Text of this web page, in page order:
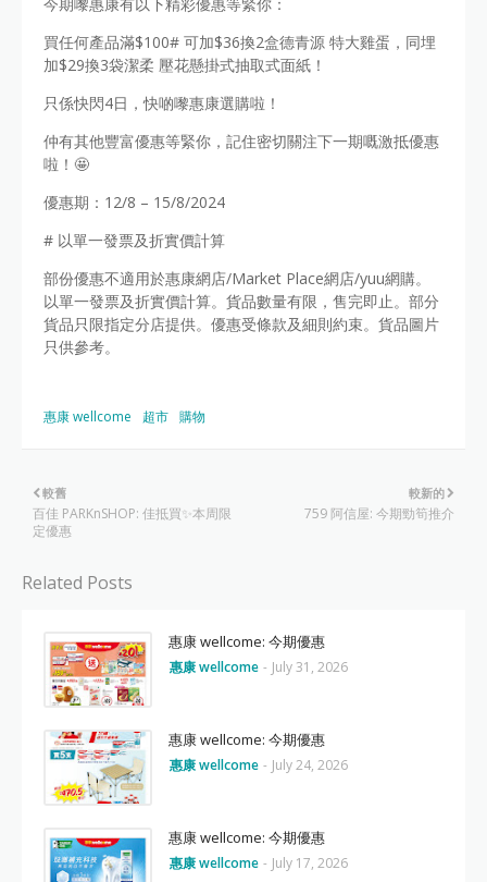
買任何產品滿$100# 可加$36換2盒德青源 特大雞蛋，同埋
加$29換3袋潔柔 壓花懸掛式抽取式面紙！
只係快閃4日，快啲嚟惠康選購啦！
仲有其他豐富優惠等緊你，記住密切關注下一期嘅激抵優惠
啦！🤩
優惠期：12/8 – 15/8/2024
# 以單一發票及折實價計算
部份優惠不適用於惠康網店/Market Place網店/yuu網購。
以單一發票及折實價計算。貨品數量有限，售完即止。部分
貨品只限指定分店提供。優惠受條款及細則約束。貨品圖片
只供參考。
惠康 wellcome 超市 購物
較新的
759 阿信屋: 今期勁筍推介
較舊
百佳 PARKnSHOP: 佳抵買✨本周限
定優惠
Related Posts
惠康 wellcome: 今期優惠
惠康 wellcome - July 31, 2026
惠康 wellcome: 今期優惠
惠康 wellcome - July 24, 2026
惠康 wellcome: 今期優惠
惠康 wellcome - July 17, 2026